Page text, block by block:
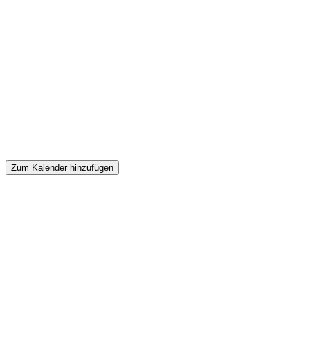
Zum Kalender hinzufügen